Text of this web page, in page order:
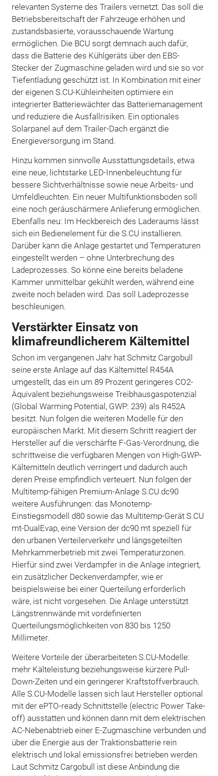
relevanten Systeme des Trailers vernetzt. Das soll die
Betriebsbereitschaft der Fahrzeuge erhöhen und
zustandsbasierte, vorausschauende Wartung
ermöglichen. Die BCU sorgt demnach auch dafür,
dass die Batterie des Kühlgeräts über den EBS-
Stecker der Zugmaschine geladen wird und sie so vor
Tiefentladung geschützt ist. In Kombination mit einer
der eigenen S.CU-Kühleinheiten optimiere ein
integrierter Batteriewächter das Batteriemanagement
und reduziere die Ausfallrisiken. Ein optionales
Solarpanel auf dem Trailer-Dach ergänzt die
Energieversorgung im Stand.
Hinzu kommen sinnvolle Ausstattungsdetails, etwa
eine neue, lichtstarke LED-Innenbeleuchtung für
bessere Sichtverhältnisse sowie neue Arbeits- und
Umfeldleuchten. Ein neuer Multifunktionsboden soll
eine noch geräuschärmere Anlieferung ermöglichen.
Ebenfalls neu: Im Heckbereich des Laderaums lässt
sich ein Bedienelement für die S.CU installieren.
Darüber kann die Anlage gestartet und Temperaturen
eingestellt werden – ohne Unterbrechung des
Ladeprozesses. So könne eine bereits beladene
Kammer unmittelbar gekühlt werden, während eine
zweite noch beladen wird. Das soll Ladeprozesse
beschleunigen.
Verstärkter Einsatz von
klimafreundlicherem Kältemittel
Schon im vergangenen Jahr hat Schmitz Cargobull
seine erste Anlage auf das Kältemittel R454A
umgestellt, das ein um 89 Prozent geringeres CO2-
Äquivalent beziehungsweise Treibhausgaspotenzial
(Global Warming Potential, GWP: 239) als R452A
besitzt. Nun folgen die weiteren Modelle für den
europäischen Markt. Mit diesem Schritt reagiert der
Hersteller auf die verschärfte F-Gas-Verordnung, die
schrittweise die verfügbaren Mengen von High-GWP-
Kältemitteln deutlich verringert und dadurch auch
deren Preise empfindlich verteuert. Nun folgen der
Multitemp-fähigen Premium-Anlage S.CU dc90
weitere Ausführungen: das Monotemp-
Einstiegsmodell d80 sowie das Multitemp-Gerät S.CU
mt-DualEvap, eine Version der dc90 mt speziell für
den urbanen Verteilerverkehr und längsgeteilten
Mehrkammerbetrieb mit zwei Temperaturzonen.
Hierfür sind zwei Verdampfer in die Anlage integriert,
ein zusätzlicher Deckenverdampfer, wie er
beispielsweise bei einer Querteilung erforderlich
wäre, ist nicht vorgesehen. Die Anlage unterstützt
Längstrennwände mit vordefinierten
Querteilungsmöglichkeiten von 830 bis 1250
Millimeter.
Weitere Vorteile der überarbeiteten S.CU-Modelle:
mehr Kälteleistung beziehungsweise kürzere Pull-
Down-Zeiten und ein geringerer Kraftstoffverbrauch.
Alle S.CU-Modelle lassen sich laut Hersteller optional
mit der ePTO-ready Schnittstelle (electric Power Take-
off) ausstatten und können dann mit dem elektrischen
AC-Nebenabtrieb einer E-Zugmaschine verbunden und
über die Energie aus der Traktionsbatterie rein
elektrisch und lokal emissionsfrei betrieben werden.
Laut Schmitz Cargobull ist diese Anbindung die